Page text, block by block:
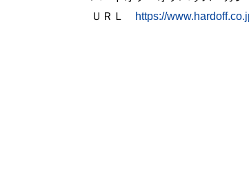
ＵＲＬ
https://